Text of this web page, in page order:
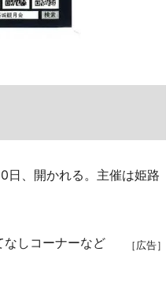
、開かれる。主催は姫路
［広告］
しコーナーなど